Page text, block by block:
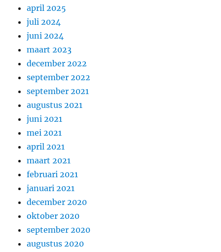
april 2025
juli 2024
juni 2024
maart 2023
december 2022
september 2022
september 2021
augustus 2021
juni 2021
mei 2021
april 2021
maart 2021
februari 2021
januari 2021
december 2020
oktober 2020
september 2020
augustus 2020